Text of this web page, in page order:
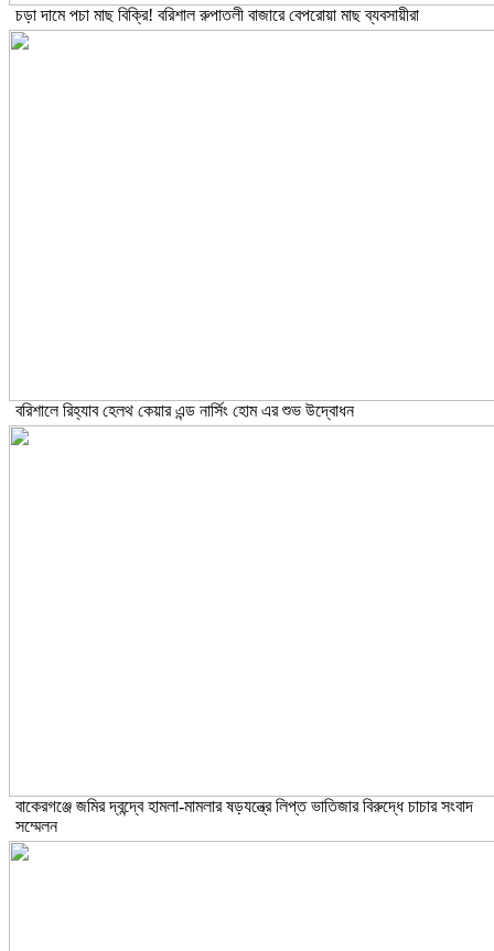
চড়া দামে পচা মাছ বিক্রি! বরিশাল রুপাতলী বাজারে বেপরোয়া মাছ ব্যবসায়ীরা
বরিশালে রিহ্যাব হেলথ কেয়ার এন্ড নার্সিং হোম এর শুভ উদ্বোধন
বাকেরগঞ্জে জমির দ্বন্দ্বে হামলা-মামলার ষড়যন্ত্রে লিপ্ত ভাতিজার বিরুদ্ধে চাচার সংবাদ
সম্মেলন